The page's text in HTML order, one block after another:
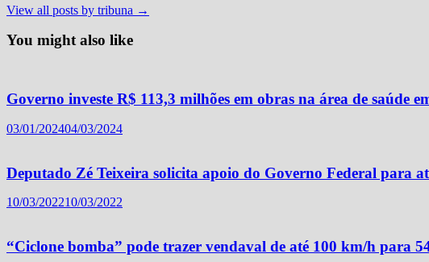
View all posts by tribuna →
You might also like
Governo investe R$ 113,3 milhões em obras na área de saúde
03/01/202404/03/2024
Deputado Zé Teixeira solicita apoio do Governo Federal para
10/03/202210/03/2022
“Ciclone bomba” pode trazer vendaval de até 100 km/h para